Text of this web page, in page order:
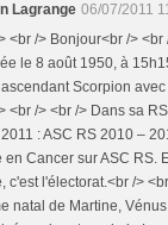
Lagrange 06/07/2011
<br /> Bonjour<br />
le 8 août 1950, à
Scorpion
<br /> <br /> Dans sa
: ASC RS 2010 –
en Cancer sur ASC RS.
c'est l'électorat.<br />
natal de Martine,